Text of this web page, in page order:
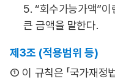
5. “회수가능가액”
큰 금액을 말한다.
제3조 (적용범위 등)
① 이 규칙은 「국가재정